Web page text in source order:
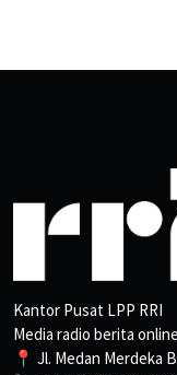
Kantor Pusat LPP RRI
Media radio berita
📍 Jl. Medan Merdeka